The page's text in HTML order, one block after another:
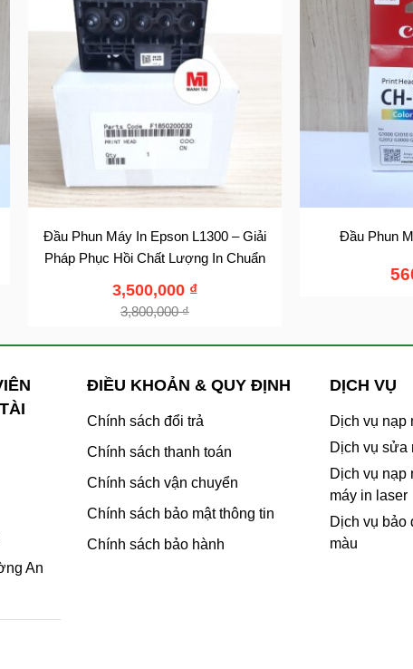
Đầu Phun Máy In Epson L1300 – Giải
Pháp Phục Hồi Chất Lượng In Chuẩn
3,800,000₫
3,500,000 ₫
Đầu Phun
An
ĐIỀU KHOẢN & QUY ĐỊNH
Chính sách đổi trả
Chính sách thanh toán
Chính sách vận chuyển
Chính sách bảo mật thông tin
Chính sách bảo hành
DỊCH VỤ
Dịch vụ nạp
Dịch vụ sửa
Dịch vụ
máy in laser
Dịch vụ bảo
màu